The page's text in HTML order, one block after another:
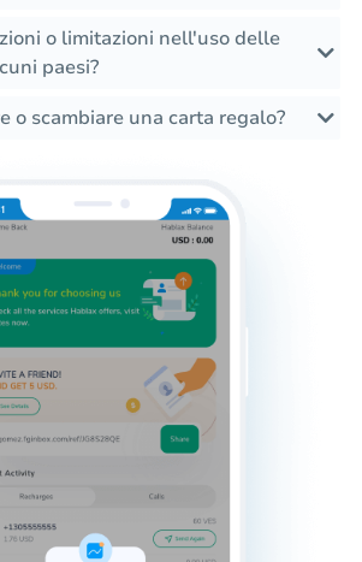
o limitazioni nell'uso delle
paesi?
o scambiare una carta regalo?